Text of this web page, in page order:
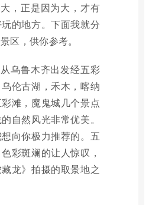
，正是因为大，才有
的地方。下面我就分
区，供你参考。
乌鲁木齐出发经五彩
伦古湖，禾木，喀纳
滩，魔鬼城几个景点
自然风光非常优美。
向你极力推荐的。五
彩斑斓的让人惊叹，
龙》拍摄的取景地之